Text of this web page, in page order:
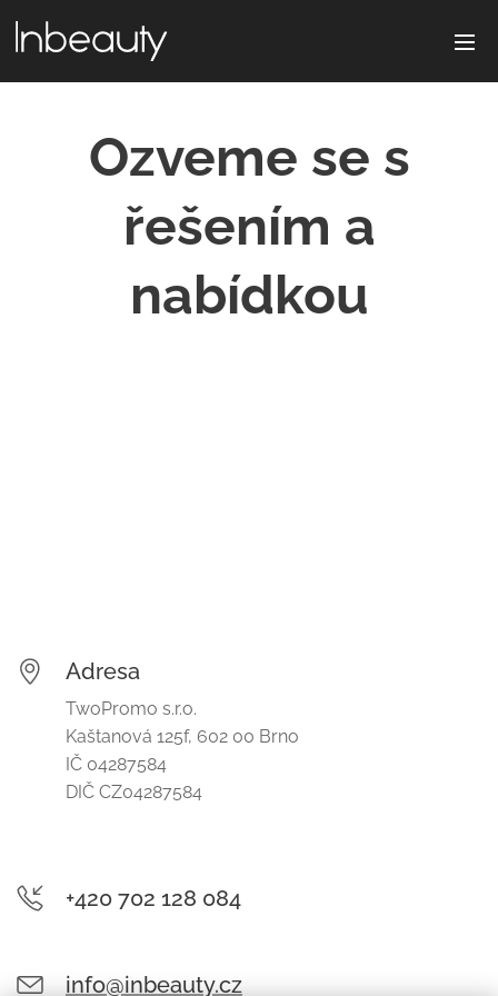
Ozveme se s
řešením a
nabídkou
Adresa
TwoPromo s.r.o.
Kaštanová 125f, 602 00 Brno
IČ 04287584
DIČ CZ04287584
+420 702 128 084
info@inbeauty.cz